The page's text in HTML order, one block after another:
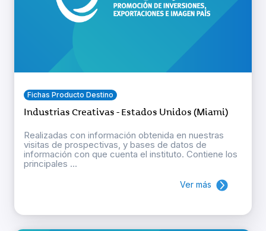
Fichas Producto Destino
Industrias Creativas - Estados Unidos (Miami)
Realizadas con información obtenida en nuestras
visitas de prospectivas, y bases de datos de
información con que cuenta el instituto. Contiene los
principales ...
Ver más